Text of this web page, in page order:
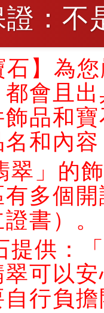
：不
石】為
會且
品和
和內
翠」的
多個
書）。
提供：
可以
行負